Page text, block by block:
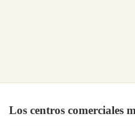
Los centros comerciales